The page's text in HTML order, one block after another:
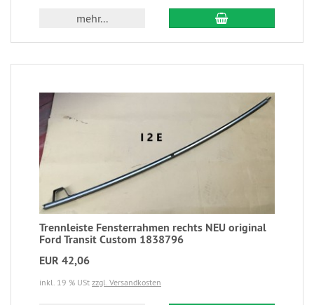
mehr...
Trennleiste Fensterrahmen rechts NEU original
Ford Transit Custom 1838796
EUR 42,06
inkl. 19 % USt zzgl. Versandkosten